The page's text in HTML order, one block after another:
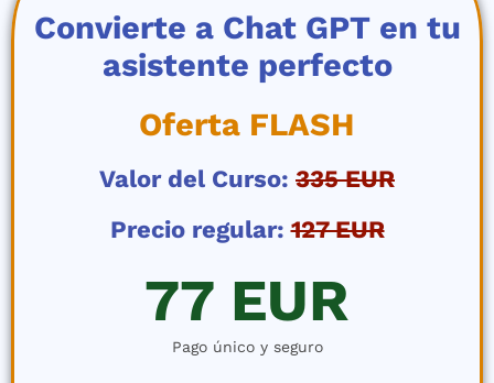
Convierte a Chat GPT en tu
asistente perfecto
Oferta FLASH
Valor del Curso: 335 EUR
Precio regular:127 EUR
77 EUR
Pago único y seguro